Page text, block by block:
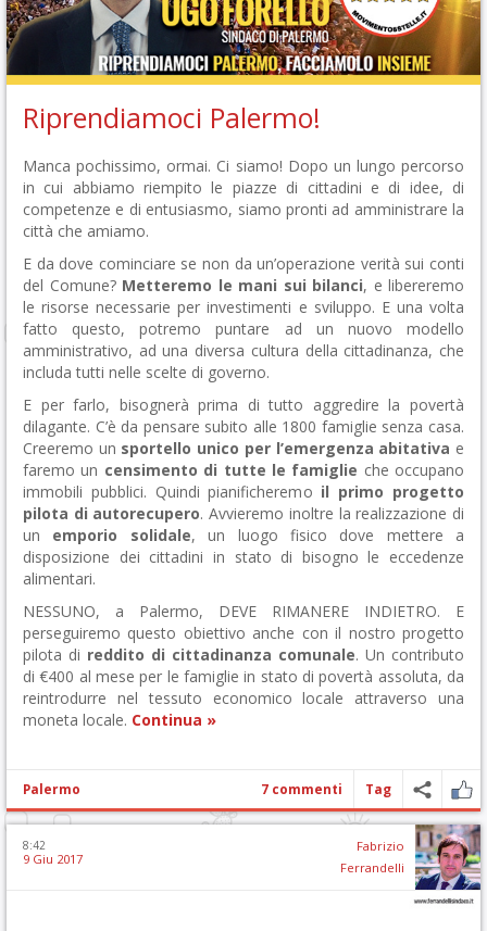
Riprendiamoci Palermo!
Manca pochissimo, ormai. Ci siamo! Dopo un lungo percorso
in cui abbiamo riempito le piazze di cittadini e di idee, di
competenze e di entusiasmo, siamo pronti ad amministrare la
città che amiamo.
E da dove cominciare se non da un’operazione verità sui conti
del Comune? Metteremo le mani sui bilanci, e libereremo
le risorse necessarie per investimenti e sviluppo. E una volta
fatto questo, potremo puntare ad un nuovo modello
amministrativo, ad una diversa cultura della cittadinanza, che
includa tutti nelle scelte di governo.
E per farlo, bisognerà prima di tutto aggredire la povertà
dilagante. C’è da pensare subito alle 1800 famiglie senza casa.
Creeremo un sportello unico per l’emergenza abitativa e
faremo un censimento di tutte le famiglie che occupano
immobili pubblici. Quindi pianificheremo il primo progetto
pilota di autorecupero. Avvieremo inoltre la realizzazione di
un emporio solidale, un luogo fisico dove mettere a
disposizione dei cittadini in stato di bisogno le eccedenze
alimentari.
NESSUNO, a Palermo, DEVE RIMANERE INDIETRO. E
perseguiremo questo obiettivo anche con il nostro progetto
pilota di reddito di cittadinanza comunale. Un contributo
di €400 al mese per le famiglie in stato di povertà assoluta, da
reintrodurre nel tessuto economico locale attraverso una
moneta locale. Continua »
Palermo 7 commenti Tag
8:42
9 Giu 2017
Fabrizio
Ferrandelli